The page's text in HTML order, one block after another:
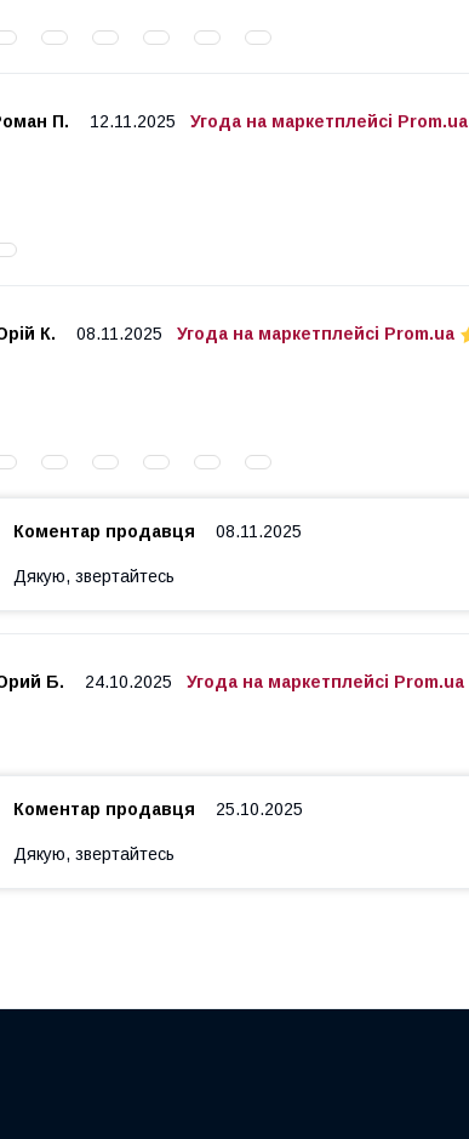
П. 12.11.2025 Угода на маркетплейсі Prom.ua
К. 08.11.2025 Угода на маркетплейсі Prom.ua
Коментар продавця 08.11.2025
Дякую, звертайтесь
Б. 24.10.2025 Угода на маркетплейсі Prom.ua
Коментар продавця 25.10.2025
Дякую, звертайтесь